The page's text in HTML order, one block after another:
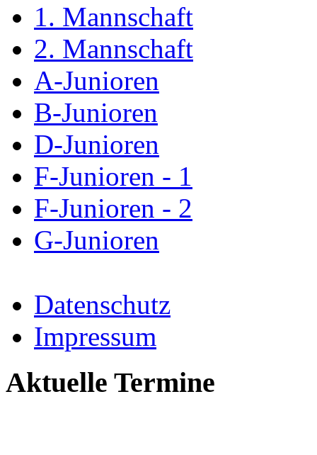
1. Mannschaft
2. Mannschaft
A-Junioren
B-Junioren
D-Junioren
F-Junioren - 1
F-Junioren - 2
G-Junioren
Datenschutz
Impressum
Aktuelle Termine